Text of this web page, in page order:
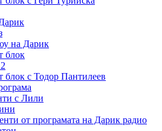
на Дарик
блок
блок с Тодор Пантилеев
с Лили
от програмата на Дарик радио